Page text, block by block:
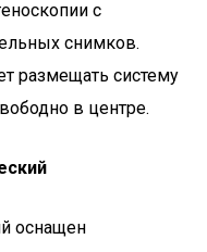
с
снимков.
размещать систему
в центре.
оснащен